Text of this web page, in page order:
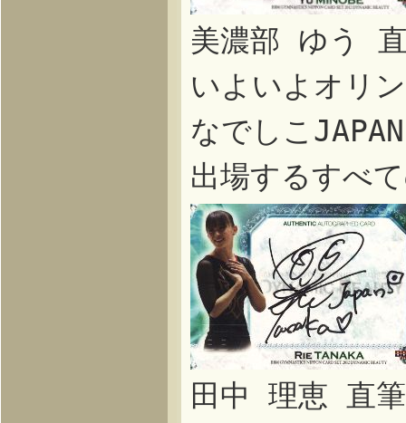
美濃部 ゆう
いよいよオリ
なでしこ
出場するすべ
田中 理恵 直